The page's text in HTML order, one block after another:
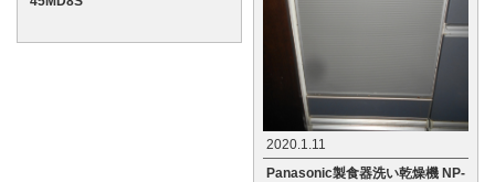
2020.1.11
Panasonic製食器洗い乾燥機 NP-